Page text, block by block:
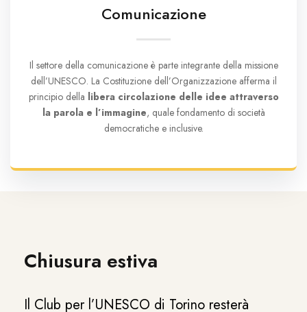
Comunicazione
Il settore della comunicazione è parte integrante della missione
dell’UNESCO. La Costituzione dell’Organizzazione afferma il
principio della libera circolazione delle idee attraverso
la parola e l’immagine, quale fondamento di società
democratiche e inclusive.
Chiusura estiva
Il Club per l’UNESCO di Torino resterà